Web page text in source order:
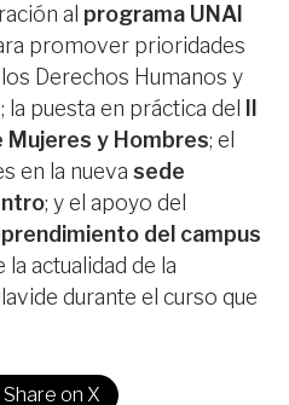
al programa UNAI
promover prioridades
Derechos Humanos y
puesta en práctica del
Mujeres y Hombres; el
en la nuevasede
; y el apoyo del
del campus
actualidad de la
durante el curso que
Share on X